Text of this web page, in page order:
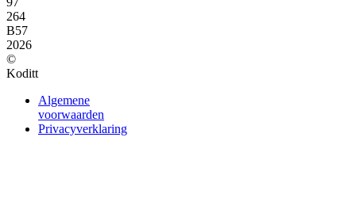
264
B57
2026
©
Koditt
Algemene
voorwaarden
Privacyverklaring